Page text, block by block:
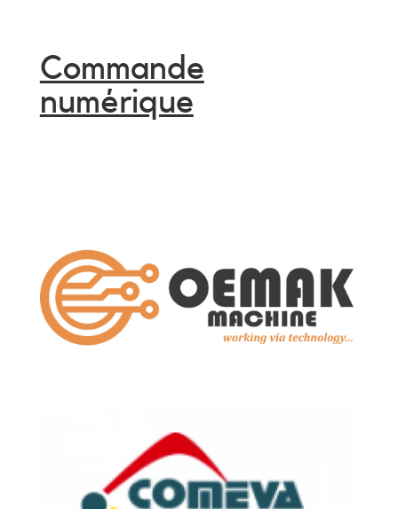
Commande
numérique